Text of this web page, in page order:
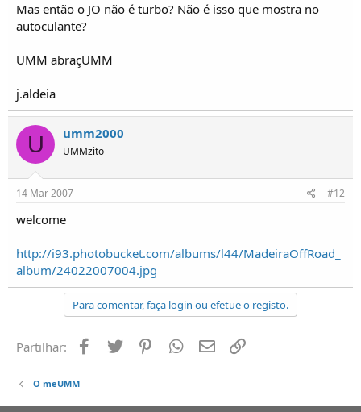
Mas então o JO não é turbo? Não é isso que mostra no
autoculante?
UMM abraçUMM
j.aldeia
U umm2000
UMMzito
14 Mar 2007 #12
welcome
http://i93.photobucket.com/albums/l44/MadeiraOffRoad_
album/24022007004.jpg
Para comentar, faça login ou efetue o registo.
Partilhar: Facebook
Twitter PinterestWhatsapp
Email
O meUMM